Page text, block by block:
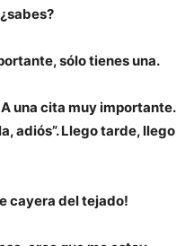
sólo tienes una.
una cita muy importante.
adiós”. Llego tarde, llego
cayera del tejado!